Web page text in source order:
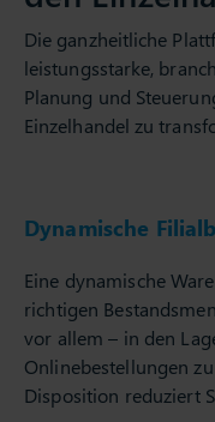
Die ganzheitliche
leistungsstarke,
Planung und
Einzelhandel zu
Dynamische
Eine dynamische
richtigen
vor allem – in den
Onlinebestellungen
Disposition reduziert